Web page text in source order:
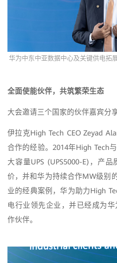
华为中东中亚数据中心及关键供电拓
全面使能伙伴，共筑繁荣生态
大会邀请三个国家的伙伴嘉宾分
伊拉克High Tech CEO Zeyad
合作的经验。2014年High Tech
大容量UPS (UPS5000-E)，产
价，并和华为持续合作MW级别
业的经典案例，华为助力High
电行业领先企业，并已经成为
作伙伴。